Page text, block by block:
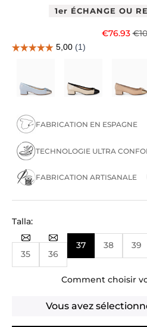
1er ÉCHANGE OU
Prix de
€76.93
FABRICATION EN ESPAGNE
TECHNOLOGIE ULTRA
FABRICATION ARTISANALE
Talla:
35 36
37 38 39
Comment choisir
Vous avez